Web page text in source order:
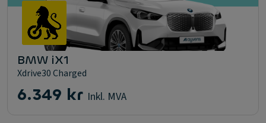
BMW iX1
Xdrive30 Charged
6.349 kr Inkl. MVA